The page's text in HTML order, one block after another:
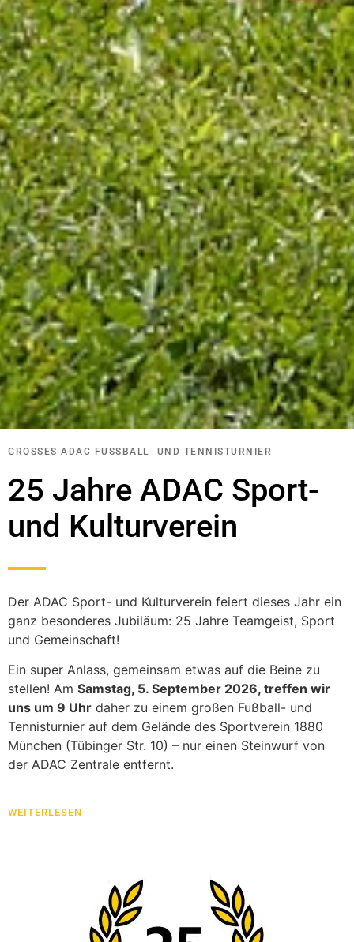
GROSSES ADAC FUSSBALL- UND TENNISTURNIER
25 Jahre ADAC Sport-
und Kulturverein
Der ADAC Sport- und Kulturverein feiert dieses Jahr ein
ganz besonderes Jubiläum: 25 Jahre Teamgeist, Sport
und Gemeinschaft!
Ein super Anlass, gemeinsam etwas auf die Beine zu
stellen! Am Samstag, 5. September 2026, treffen wir
uns um 9 Uhr daher zu einem großen Fußball- und
Tennisturnier auf dem Gelände des Sportverein 1880
München (Tübinger Str. 10) – nur einen Steinwurf von
der ADAC Zentrale entfernt.
WEITERLESEN